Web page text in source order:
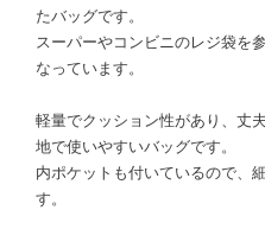
たバッグです。
スーパーやコンビニのレジ袋を
なっています。
軽量でクッション性があり、丈
地で使いやすいバッグです。
内ポケットも付いているので、
す。